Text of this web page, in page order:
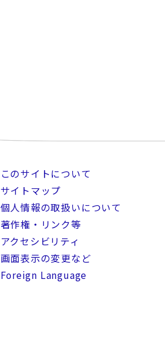
このサイトについて
サイトマップ
個人情報の取扱いについて
著作権・リンク等
アクセシビリティ
画面表示の変更など
Foreign Language